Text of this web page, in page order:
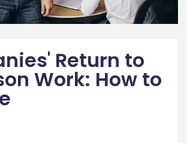
Return to
Work: How to